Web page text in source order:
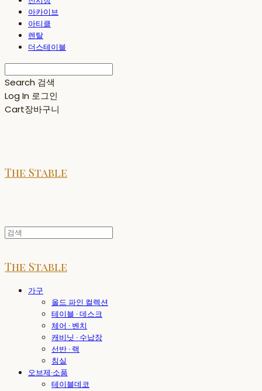
아카이브
아티클
렌탈
더스테이블
Search 검색
Log In 로그인
Cart장바구니
The Stable
The Stable
가구
올드 파인 컬렉션
테이블 · 데스크
체어 · 벤치
캐비닛 · 수납장
선반 · 랙
침실
오브제·소품
테이블데코